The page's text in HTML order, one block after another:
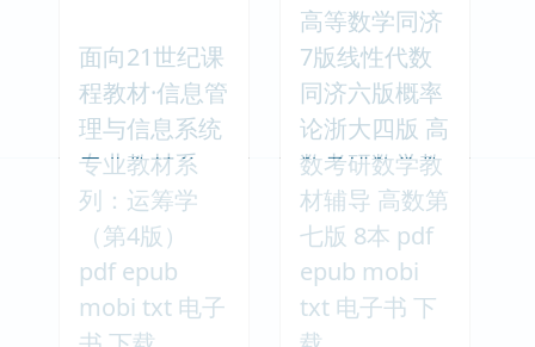
面向21世纪课
程教材·信息管
理与信息系统
专业教材系
列：运筹学
（第4版）
pdf epub
mobi txt 电子
高等数学同济
7版线性代数
同济六版概率
论浙大四版 高
数考研数学教
材辅导 高数第
七版 8本 pdf
epub mobi
txt 电子书 下